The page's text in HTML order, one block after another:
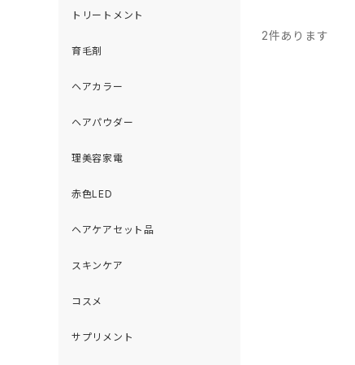
トリートメント
育毛剤
ヘアカラー
ヘアパウダー
理美容家電
赤色LED
ヘアケアセット品
スキンケア
コスメ
サプリメント
2件あります